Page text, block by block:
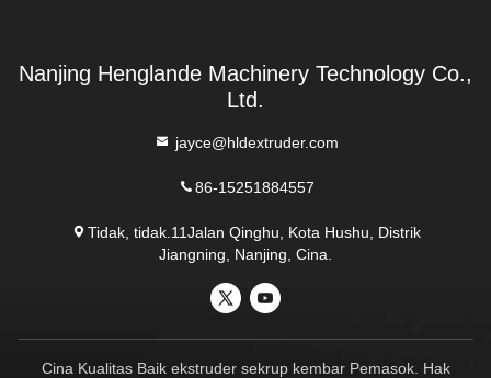
Nanjing Henglande Machinery Technology Co.,
Ltd.
jayce@hldextruder.com
86-15251884557
Tidak, tidak.11Jalan Qinghu, Kota Hushu, Distrik
Jiangning, Nanjing, Cina.
Cina Kualitas Baik ekstruder sekrup kembar Pemasok. Hak
Good day, what product are you looking for?